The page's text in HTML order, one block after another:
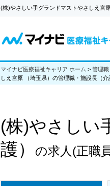
(株)やさしい手グランドマストやさしえ宮
マイナビ医療福祉キャリア ホーム > 管理
しえ宮原 （埼玉県）の管理職・施設長（介
(株)やさしい
護）
の求人 (正職